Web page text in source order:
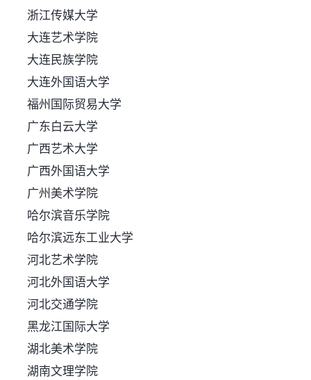
浙江传媒大学
大连艺术学院
大连民族学院
大连外国语大学
福州国际贸易大学
广东白云大学
广西艺术大学
广西外国语大学
广州美术学院
哈尔滨音乐学院
哈尔滨远东工业大学
河北艺术学院
河北外国语大学
河北交通学院
黑龙江国际大学
湖北美术学院
湖南文理学院